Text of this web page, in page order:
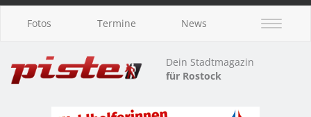
Fotos Termine News
Dein Stadtmagazin
für Rostock